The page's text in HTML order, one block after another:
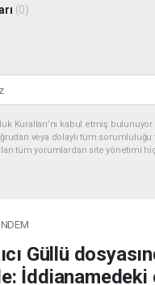
(0)
Kuralları’nı kabul etmiş bulunuyor
veya dolaylı tüm sorumluluğu
tüm yorumlardan site yönetimi
Güllü
İddianamedeki